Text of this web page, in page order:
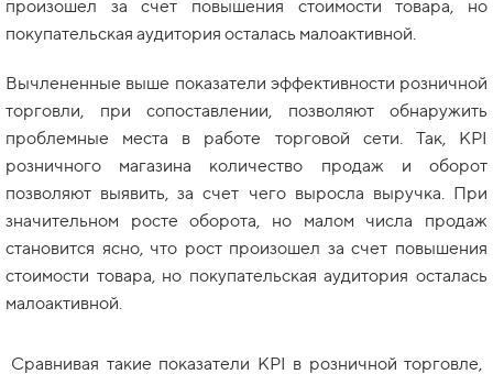
произошел за счет повышения стоимости товара, но
покупательская аудитория осталась малоактивной.
Вычлененные выше показатели эффективности розничной
торговли, при сопоставлении, позволяют обнаружить
проблемные места в работе торговой сети. Так, KPI
розничного магазина количество продаж и оборот
позволяют выявить, за счет чего выросла выручка. При
значительном росте оборота, но малом числа продаж
становится ясно, что рост произошел за счет повышения
стоимости товара, но покупательская аудитория осталась
малоактивной.
Сравнивая такие показатели KPI в розничной торговле,